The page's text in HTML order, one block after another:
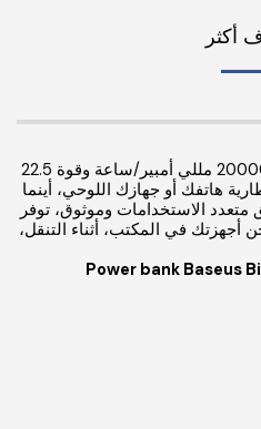
أكثر
باور بانك Baseus Bipow بسعة 20000 مللي أمبير/ساعة وقوة 22.5
هاتفك أو جهازك اللوحي، أينما
متعدد الاستخدامات وموثوق، توفر
في المكتب، أثناء التنقل،